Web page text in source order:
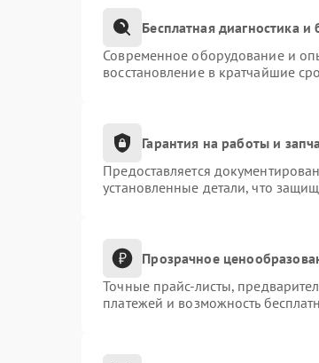
Бесплатная диагностика
Современное оборудование и
восстановление в кратчайшие
Гарантия на работы и
Предоставляется
установленные детали, что
Прозрачное
Точные прайс-листы,
платежей и возможность